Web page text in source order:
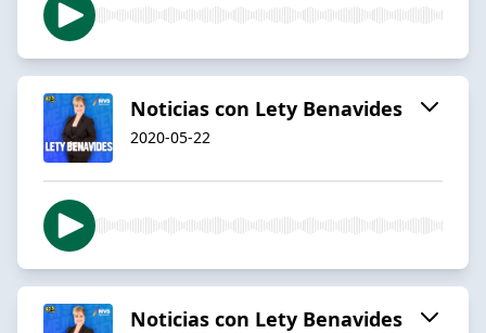
Noticias con Lety Benavides
2020-05-22
Noticias con Lety Benavides